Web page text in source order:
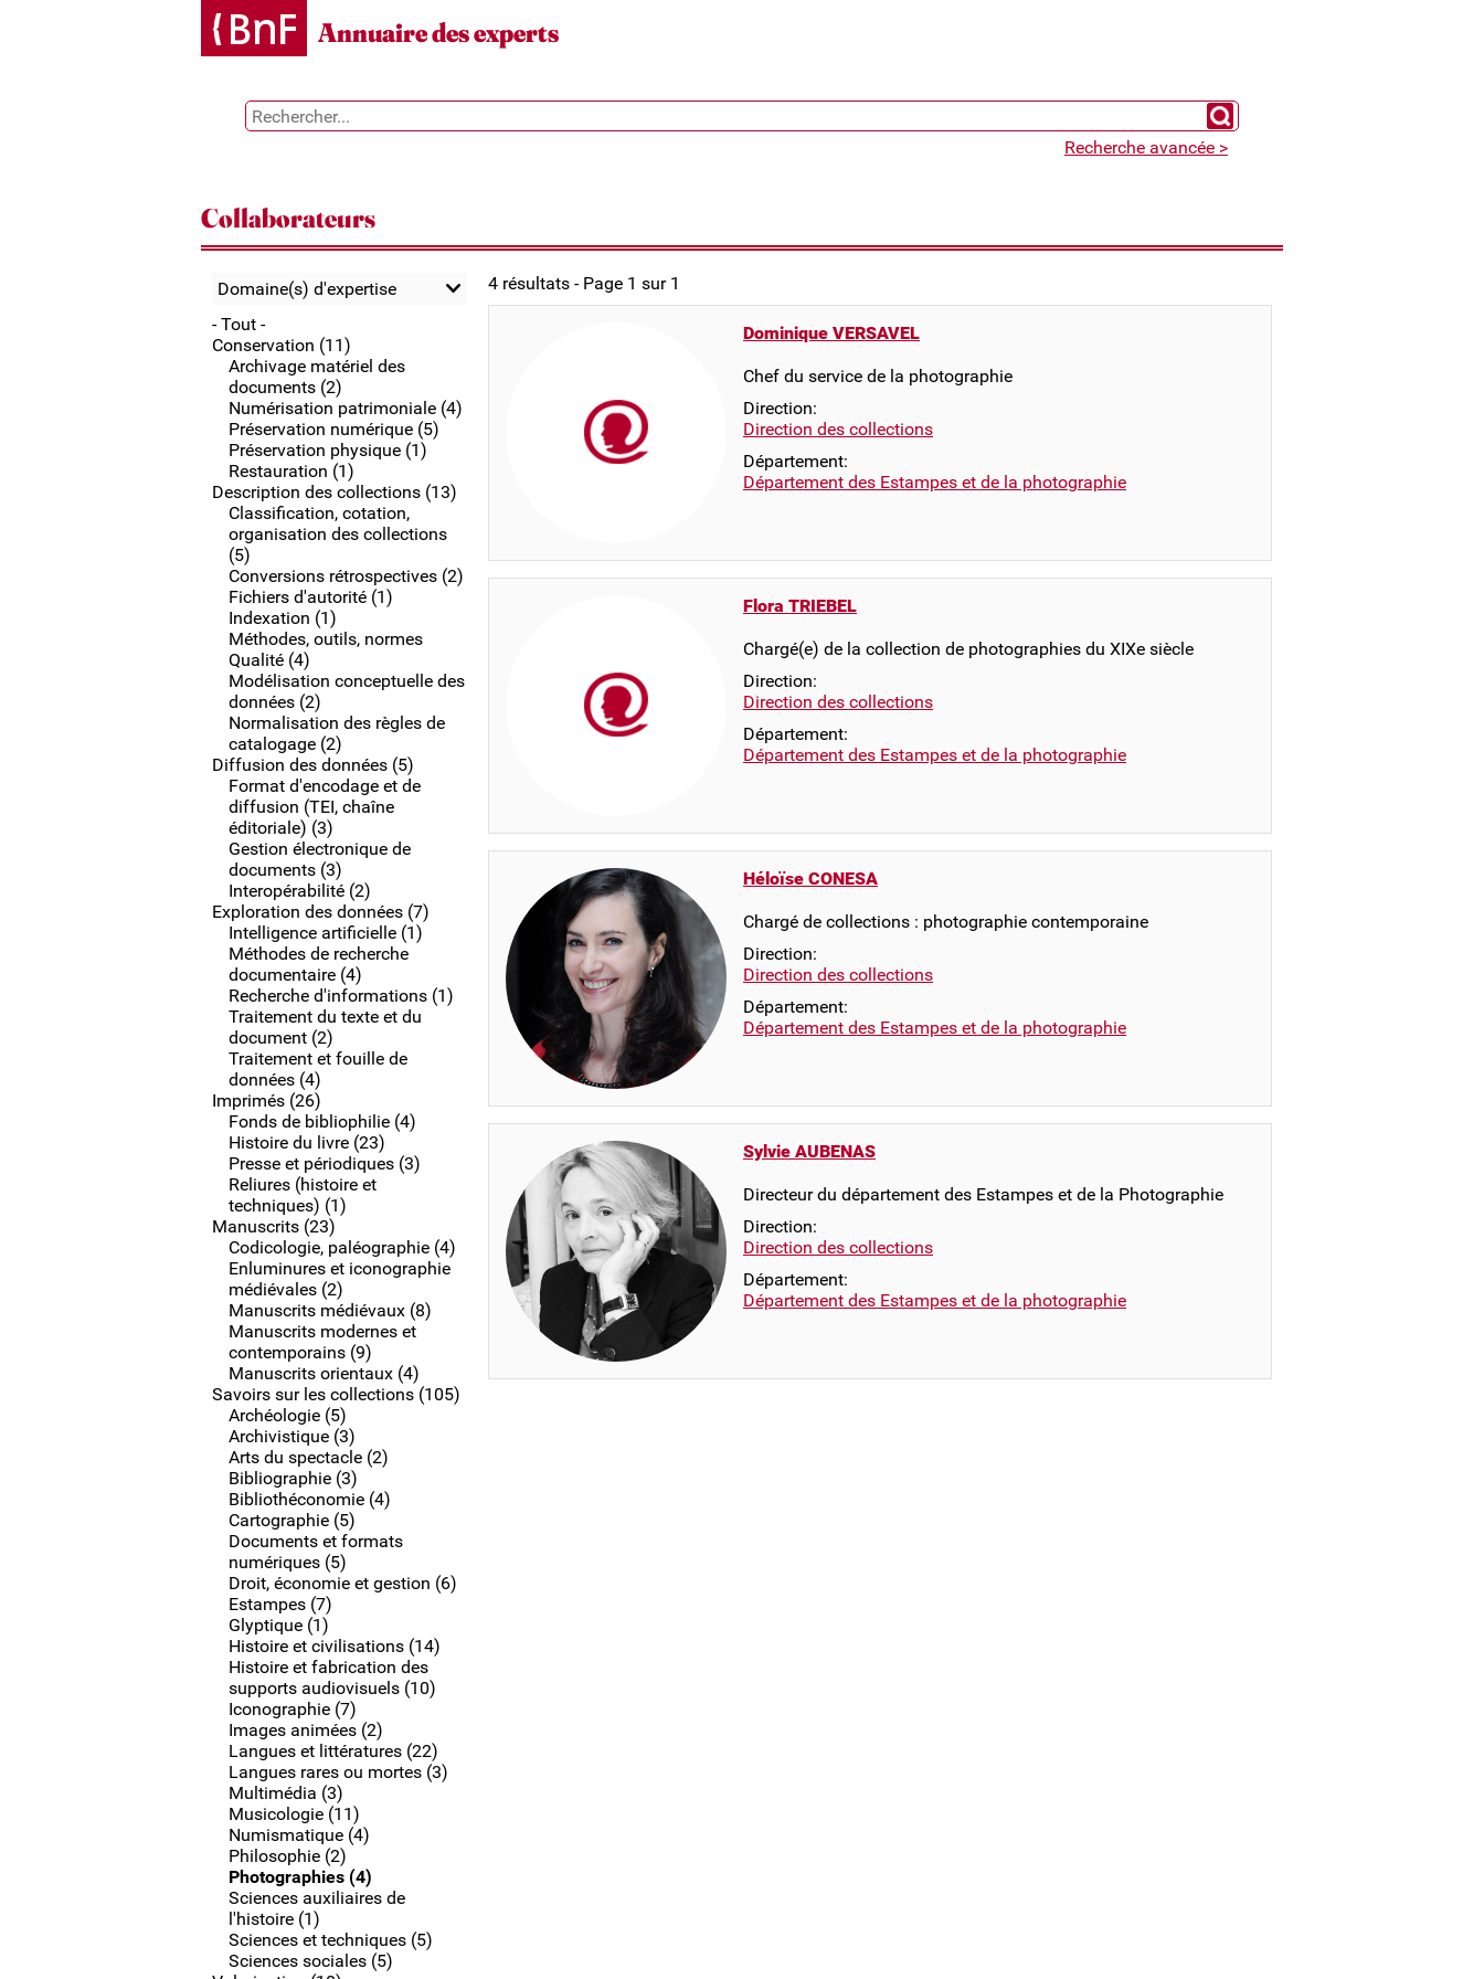
Annuaire des experts
Chercher un expert
Recherche avancée >
Collaborateurs
Domaine(s) d'expertise
- Tout -
Conservation (11)
Archivage matériel des
documents (2)
Numérisation patrimoniale (4)
Préservation numérique (5)
Préservation physique (1)
Restauration (1)
Description des collections (13)
Classification, cotation,
organisation des collections
(5)
Conversions rétrospectives (2)
Fichiers d'autorité (1)
Indexation (1)
Méthodes, outils, normes
Qualité (4)
Modélisation conceptuelle des
données (2)
Normalisation des règles de
catalogage (2)
Diffusion des données (5)
Format d'encodage et de
diffusion (TEI, chaîne
éditoriale) (3)
Gestion électronique de
documents (3)
Interopérabilité (2)
Exploration des données (7)
Intelligence artificielle (1)
Méthodes de recherche
documentaire (4)
Recherche d'informations (1)
Traitement du texte et du
document (2)
Traitement et fouille de
données (4)
Imprimés (26)
Fonds de bibliophilie (4)
Histoire du livre (23)
Presse et périodiques (3)
Reliures (histoire et
techniques) (1)
Manuscrits (23)
Codicologie, paléographie (4)
Enluminures et iconographie
médiévales (2)
Manuscrits médiévaux (8)
Manuscrits modernes et
contemporains (9)
Manuscrits orientaux (4)
Savoirs sur les collections (105)
Archéologie (5)
Archivistique (3)
Arts du spectacle (2)
Bibliographie (3)
Bibliothéconomie (4)
Cartographie (5)
Documents et formats
numériques (5)
Droit, économie et gestion (6)
Estampes (7)
Glyptique (1)
Histoire et civilisations (14)
Histoire et fabrication des
supports audiovisuels (10)
Iconographie (7)
Images animées (2)
Langues et littératures (22)
Langues rares ou mortes (3)
Multimédia (3)
Musicologie (11)
Numismatique (4)
Philosophie (2)
Photographies (4)
Sciences auxiliaires de
l'histoire (1)
Sciences et techniques (5)
Sciences sociales (5)
4 résultats - Page 1 sur 1
Dominique VERSAVEL
Chef du service de la photographie
Direction:
Direction des collections
Département:
Département des Estampes et de la photographie
Flora TRIEBEL
Chargé(e) de la collection de photographies du XIXe siècle
Direction:
Direction des collections
Département:
Département des Estampes et de la photographie
Héloïse CONESA
Chargé de collections : photographie contemporaine
Direction:
Direction des collections
Département:
Département des Estampes et de la photographie
Sylvie AUBENAS
Directeur du département des Estampes et de la Photographie
Direction:
Direction des collections
Département:
Département des Estampes et de la photographie